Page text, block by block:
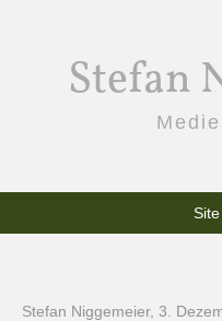
Stefan
Stefan Niggemeier, 3.